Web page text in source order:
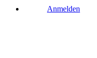
Anmelden